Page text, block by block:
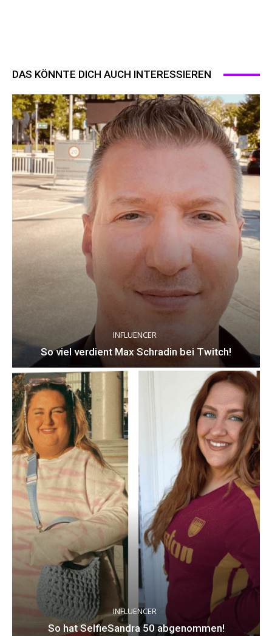
DAS KÖNNTE DICH AUCH INTERESSIEREN
INFLUENCER
So viel verdient Max Schradin bei Twitch!
INFLUENCER
So hat SelfieSandra 50 abgenommen!